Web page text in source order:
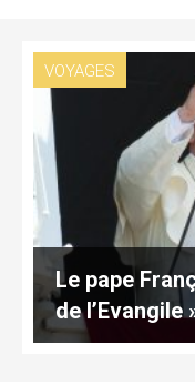
VOYAGES
Le pape
de l’Evangile